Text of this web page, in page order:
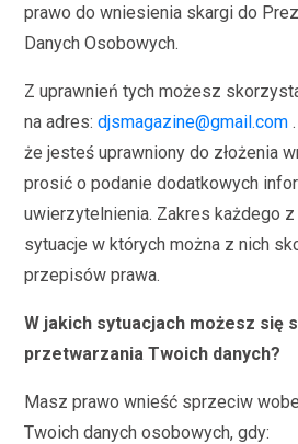
prawo do wniesienia skargi do
Danych Osobowych.
Z uprawnień tych możesz
na adres:djsmagazine@gmail.com
że jesteś uprawniony do złożenia
prosić o podanie dodatkowych
uwierzytelnienia. Zakres każdego
sytuacje w których można z nich
przepisów prawa.
W jakich sytuacjach możesz się
przetwarzania Twoich danych?
Masz prawo wnieść sprzeciw
Twoich danych osobowych, gdy: